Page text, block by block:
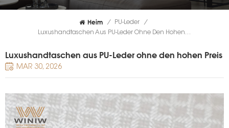
Heim / PU-Leder
/
Luxushandtaschen Aus PU-Leder Ohne Den Hohen Preis
Luxushandtaschen aus PU-Leder ohne den hohen Preis
MAR 30, 2026